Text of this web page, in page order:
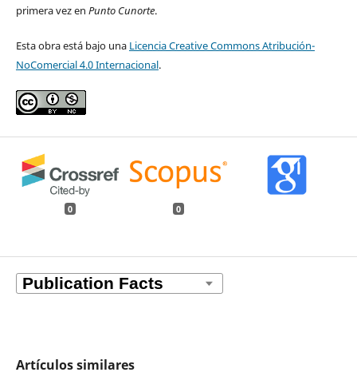
primera vez en Punto Cunorte.
Esta obra está bajo una Licencia Creative Commons Atribución-
NoComercial 4.0 Internacional.
0 0
Artículos similares